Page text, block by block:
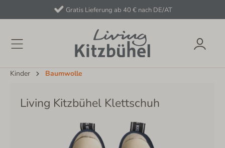
Gratis Lieferung ab 40 € nach DE/AT
Kinder Baumwolle
Living Kitzbühel Klettschuh